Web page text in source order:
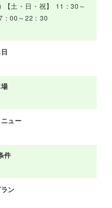
土・日・祝】 11：30～
00～22：30
ュー
件
ン